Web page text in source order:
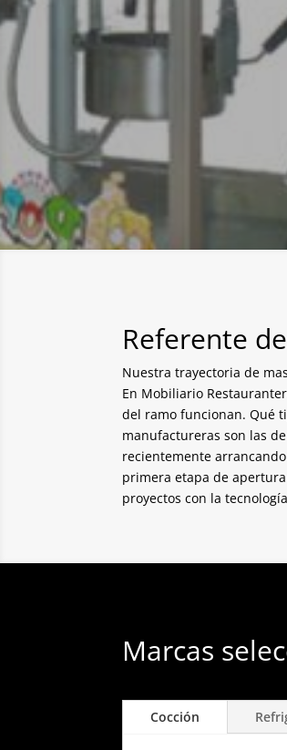
Referente
Nuestra trayectoria de
En Mobiliario
del ramo funcionan. Qué
manufactureras son las
recientemente
primera etapa de
proyectos con la
Marcas
Cocción